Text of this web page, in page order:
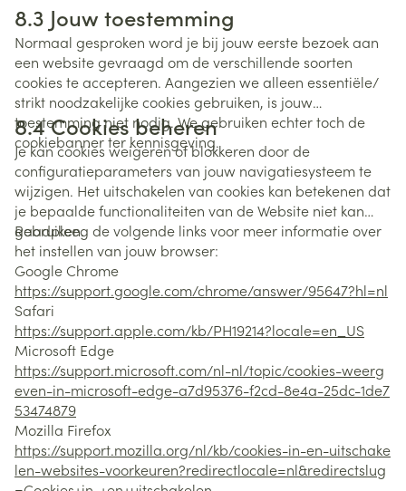
8.3 Jouw toestemming
Normaal gesproken word je bij jouw eerste bezoek aan
een website gevraagd om de verschillende soorten
cookies te accepteren. Aangezien we alleen essentiële/
strikt noodzakelijke cookies gebruiken, is jouw
toestemming niet nodig. We gebruiken echter toch de
cookiebanner ter kennisgeving.
8.4 Cookies beheren
Je kan cookies weigeren of blokkeren door de
configuratieparameters van jouw navigatiesysteem te
wijzigen. Het uitschakelen van cookies kan betekenen dat
je bepaalde functionaliteiten van de Website niet kan
gebruiken.
Raadpleeg de volgende links voor meer informatie over
het instellen van jouw browser:
Google Chrome
https://support.google.com/chrome/answer/95647?hl=nl
Safari
https://support.apple.com/kb/PH19214?locale=en_US
Microsoft Edge
https://support.microsoft.com/nl-nl/topic/cookies-weerg
even-in-microsoft-edge-a7d95376-f2cd-8e4a-25dc-1de7
53474879
Mozilla Firefox
https://support.mozilla.org/nl/kb/cookies-in-en-uitschake
len-websites-voorkeuren?redirectlocale=nl&redirectslug